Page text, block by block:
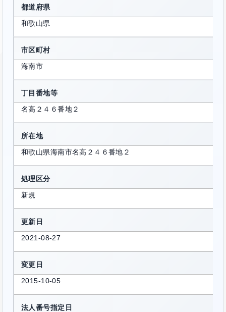
都道府県
和歌山県
市区町村
海南市
丁目番地等
名高２４６番地２
所在地
和歌山県海南市名高２４６番地２
処理区分
新規
更新日
2021-08-27
変更日
2015-10-05
法人番号指定日